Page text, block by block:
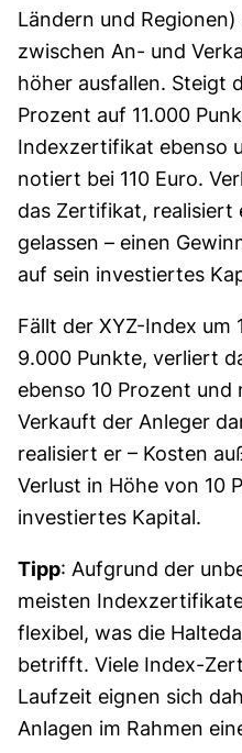
Ländern und
zwischen An- und
höher ausfallen. Steigt
Prozent auf 11.000
Indexzertifikat ebenso
notiert bei 110 Euro.
das Zertifikat, realisiert
gelassen – einen
auf sein investiertes
Fällt der XYZ-Index um
9.000 Punkte, verliert
ebenso 10 Prozent
Verkauft der Anleger
realisiert er – Kosten
Verlust in Höhe von 10
investiertes Kapital.
Tipp: Aufgrund der
meisten
flexibel, was die
betrifft. Viele Index-
Laufzeit eignen sich
Anlagen im Rahmen